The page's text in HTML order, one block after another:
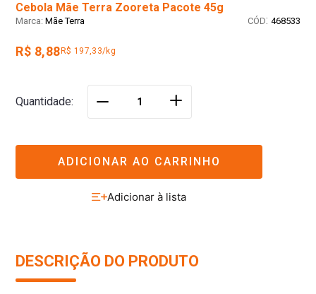
Cebola Mãe Terra Zooreta Pacote 45g
Mãe Terra : 468533
R$ 8,88 R$ 197,33/kg
Quantidade ＋
ADICIONAR AO CARRINHO
DESCRIÇÃO DO PRODUTO